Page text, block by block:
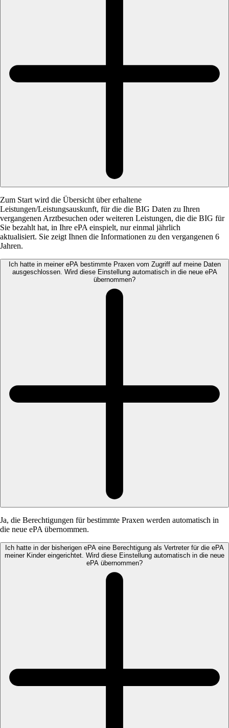
Zum Start wird die Übersicht über erhaltene
Leistungen/Leistungsauskunft, für die die BIG Daten zu Ihren
vergangenen Arztbesuchen oder weiteren Leistungen, die die BIG für
Sie bezahlt hat, in Ihre ePA einspielt, nur einmal jährlich
aktualisiert. Sie zeigt Ihnen die Informationen zu den vergangenen 6
Jahren.
Ich hatte in meiner ePA bestimmte Praxen vom Zugriff auf meine Daten
ausgeschlossen. Wird diese Einstellung automatisch in die neue ePA
Ja, die Berechtigungen für bestimmte Praxen werden automatisch in
die neue ePA übernommen.
Ich hatte in der bisherigen ePA eine Berechtigung als Vertreter für die ePA
meiner Kinder eingerichtet. Wird diese Einstellung automatisch in die neue
ePA übernommen?